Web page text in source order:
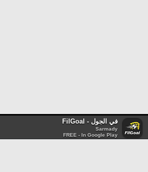
في الجول - FilGoal
Sarmady
FREE - In Google Play